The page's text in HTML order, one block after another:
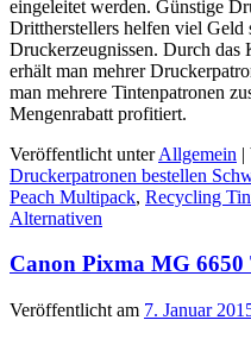
eingeleitet werden. Günstige
Drittherstellers helfen viel Geld
Druckerzeugnissen. Durch
erhält man mehrer
man mehrere Tintenpatronen
Mengenrabatt profitiert.
Veröffentlicht unter Allgemein |
Druckerpatronen bestellen
Peach Multipack, Recycling
Alternativen
Canon Pixma MG
Veröffentlicht am 7. Januar